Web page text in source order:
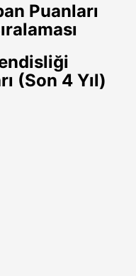
Puanları
(Son 4 Yıl)